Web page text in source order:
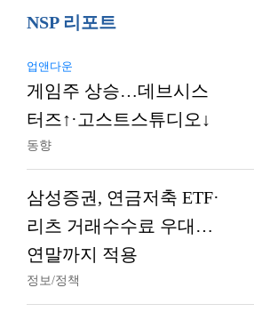
NSP 리포트
업앤다운
게임주 상승…데브시스
터즈↑·고스트스튜디오↓
동향
삼성증권, 연금저축 ETF·
리츠 거래수수료 우대…
연말까지 적용
정보/정책